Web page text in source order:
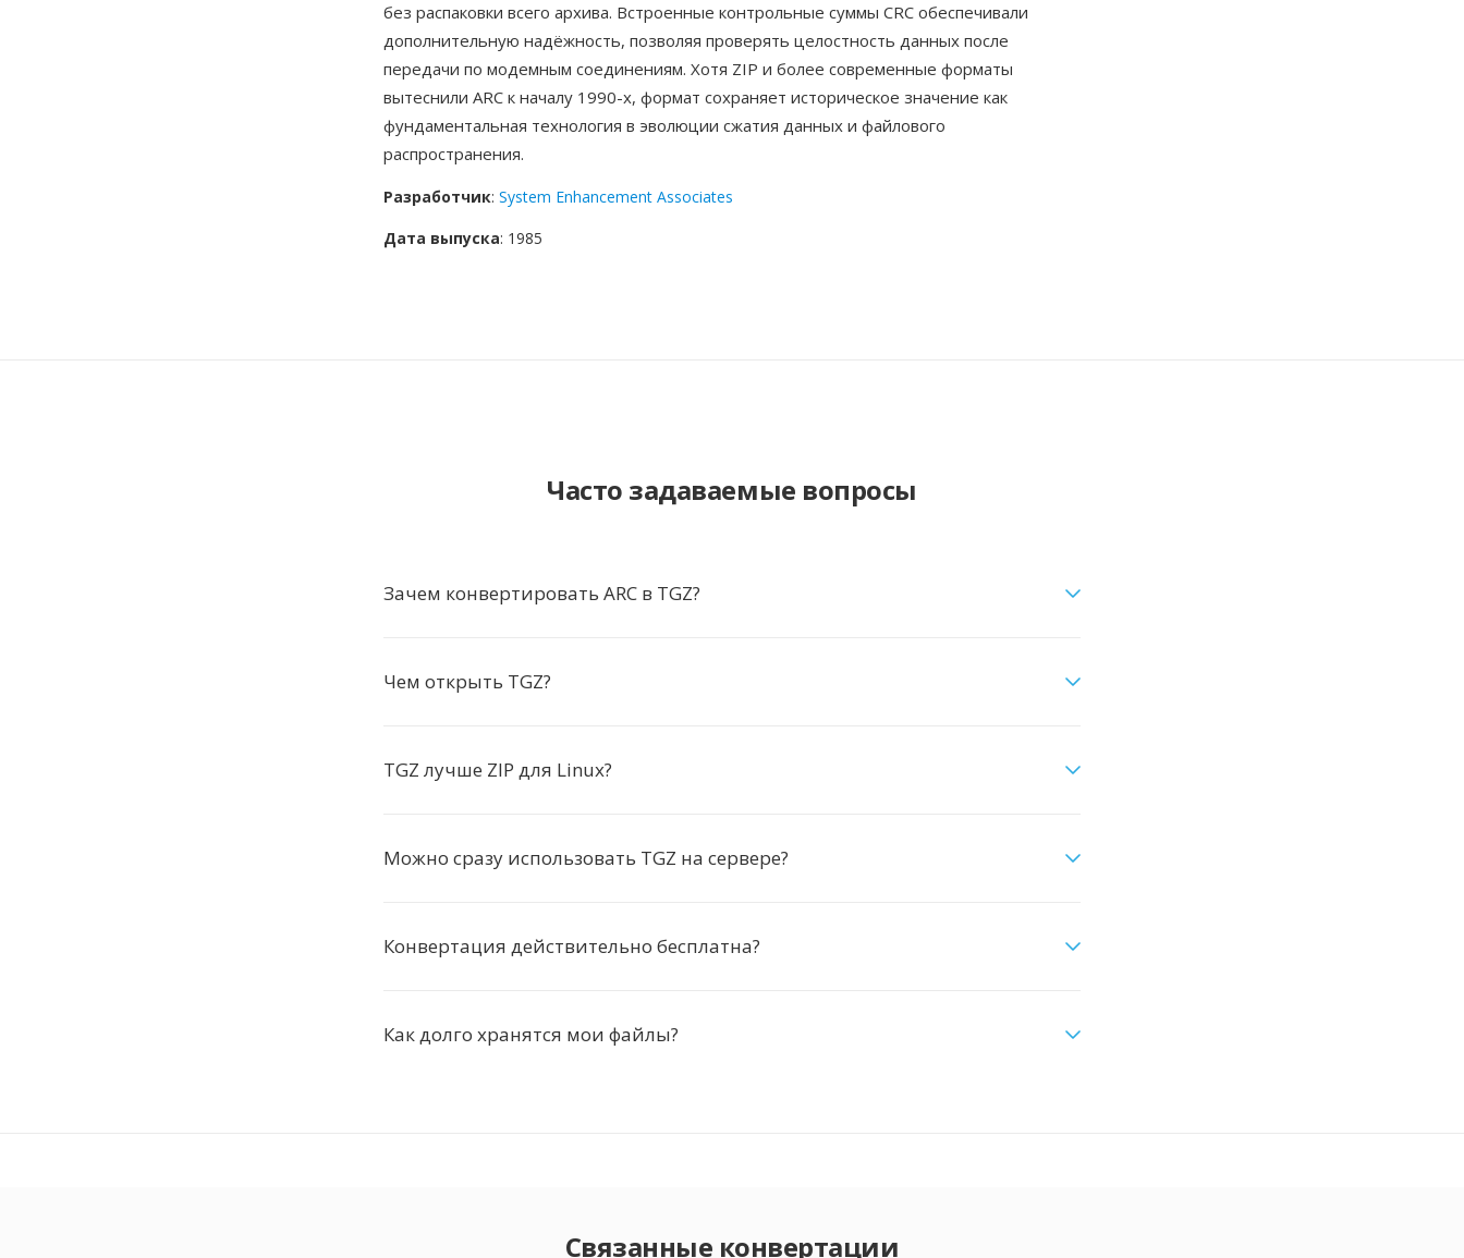
без распаковки всего архива. Встроенные контрольные суммы CRC обеспечивали
дополнительную надёжность, позволяя проверять целостность данных после
передачи по модемным соединениям. Хотя ZIP и более современные форматы
вытеснили ARC к началу 1990-х, формат сохраняет историческое значение как
фундаментальная технология в эволюции сжатия данных и файлового
распространения.
Разработчик: System Enhancement Associates
Дата выпуска: 1985
Часто задаваемые вопросы
Зачем конвертировать ARC в TGZ?
Чем открыть TGZ?
TGZ лучше ZIP для Linux?
Можно сразу использовать TGZ на сервере?
Конвертация действительно бесплатна?
Как долго хранятся мои файлы?
Связанные конвертации